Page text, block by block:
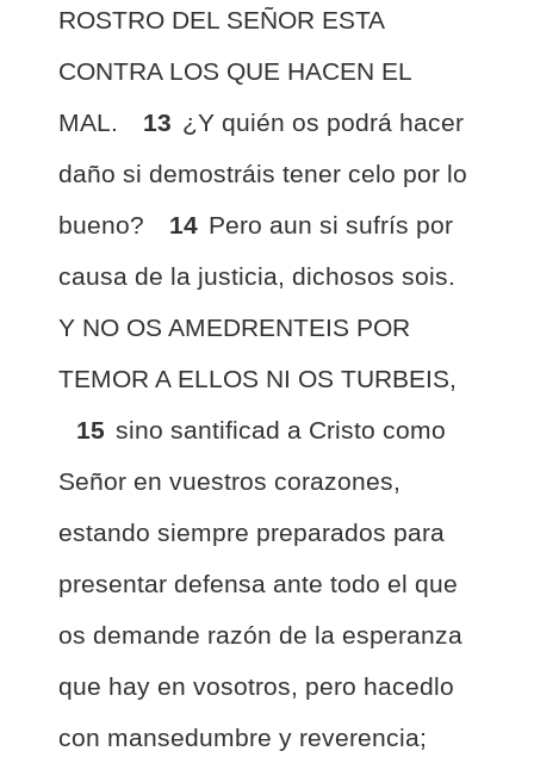
ROSTRO DEL SEÑOR ESTA
CONTRA LOS QUE HACEN EL
MAL.
13 ¿Y quién os podrá hacer
daño si demostráis tener celo por lo
bueno?
14 Pero aun si sufrís por
causa de la justicia, dichosos sois.
Y NO OS AMEDRENTEIS POR
TEMOR A ELLOS NI OS TURBEIS,
15 sino santificad a Cristo como
Señor en vuestros corazones,
estando siempre preparados para
presentar defensa ante todo el que
os demande razón de la esperanza
que hay en vosotros, pero hacedlo
con mansedumbre y reverencia;